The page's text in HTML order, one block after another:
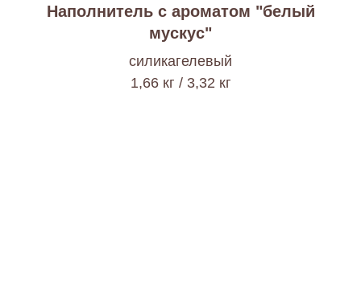
Наполнитель с ароматом "белый
мускус"
cиликагелевый
1,66 кг / 3,32 кг